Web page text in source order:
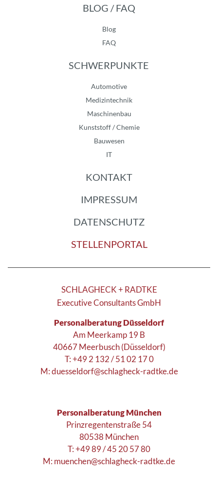
BLOG / FAQ
Blog
FAQ
SCHWERPUNKTE
Automotive
Medizintechnik
Maschinenbau
Kunststoff / Chemie
Bauwesen
IT
KONTAKT
IMPRESSUM
DATENSCHUTZ
STELLENPORTAL
SCHLAGHECK + RADTKE
Executive Consultants GmbH
Personalberatung Düsseldorf
Am Meerkamp 19 B
40667 Meerbusch (Düsseldorf)
T: +49 2 132 / 51 02 17 0
M:duesseldorf@schlagheck-radtke.de
Personalberatung München
Prinzregentenstraße 54
80538 München
T: +49 89 / 45 20 57 80
M: muenchen@schlagheck-radtke.de